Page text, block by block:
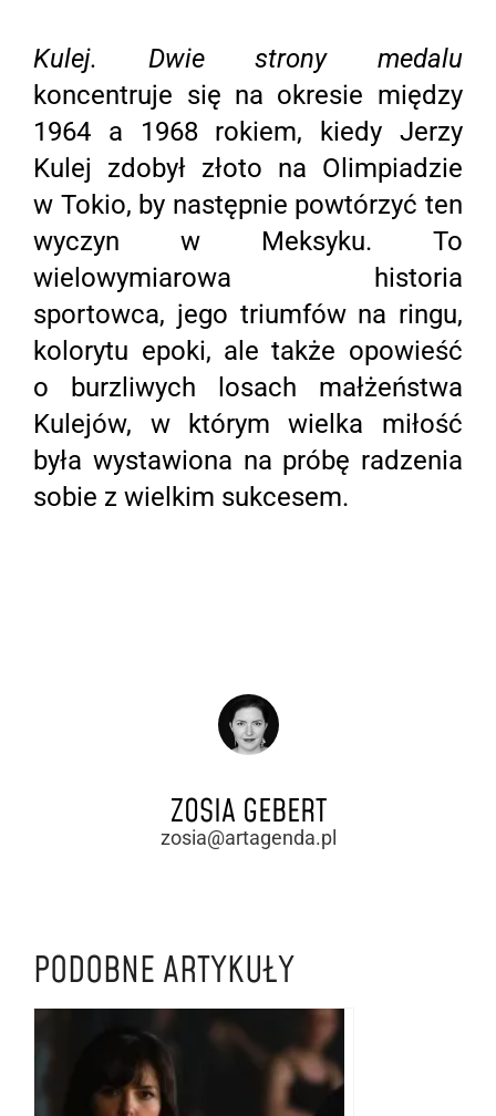
Kulej. Dwie strony medalu
koncentruje się na okresie między
1964 a 1968 rokiem, kiedy Jerzy
Kulej zdobył złoto na Olimpiadzie
w Tokio, by następnie powtórzyć ten
wyczyn w Meksyku. To
wielowymiarowa historia
sportowca, jego triumfów na ringu,
kolorytu epoki, ale także opowieść
o burzliwych losach małżeństwa
Kulejów, w którym wielka miłość
była wystawiona na próbę radzenia
sobie z wielkim sukcesem.
ZOSIA GEBERT
zosia@artagenda.pl
PODOBNE ARTYKUŁY